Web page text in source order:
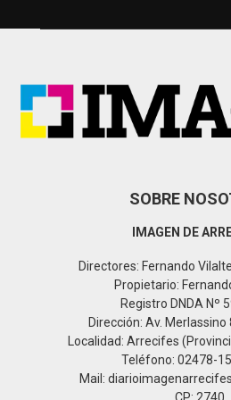
SOBRE
IMAGEN DE
Directores: Fernando
Propietario:
Registro DNDA Nº
Dirección: Av.
Localidad: Arrecifes
Teléfono: 02478-
Mail: